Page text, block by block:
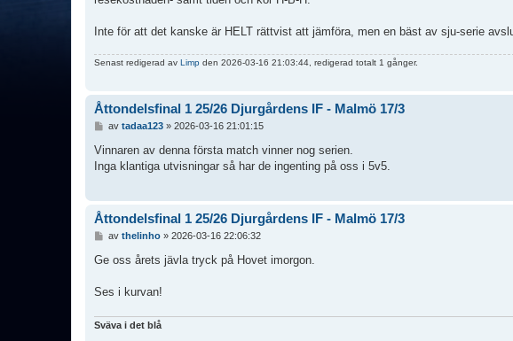
Inte för att det kanske är HELT rättvist att jämföra, men en bäst av sju-serie
Senast redigerad av Limp den 2026-03-16 21:03:44, redigerad totalt 1 gånger.
Åttondelsfinal 1 25/26 Djurgårdens IF - Malmö 17/3
l
g
av tadaa123» 2026-03-16 21:01:15
Vinnaren av denna första match vinner nog serien.
Inga klantiga utvisningar så har de ingenting på oss i 5v5.
Åttondelsfinal 1 25/26 Djurgårdens IF - Malmö 17/3
l
g
av thelinho» 2026-03-16 22:06:32
Ge oss årets jävla tryck på Hovet imorgon.
Ses i kurvan!
Sväva i det blå